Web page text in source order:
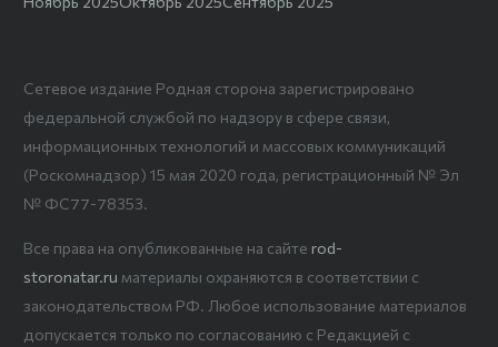
Сетевое издание Родная сторона зарегистрировано
федеральной службой по надзору в сфере связи,
информационных технологий и массовых коммуникаций
(Роскомнадзор) 15 мая 2020 года, регистрационный № Эл
№ ФС77-78353.
Все права на опубликованные на сайте rod-
storonatar.ru материалы охраняются в соответствии с
законодательством РФ. Любое использование материалов
допускается только по согласованию с Редакцией с